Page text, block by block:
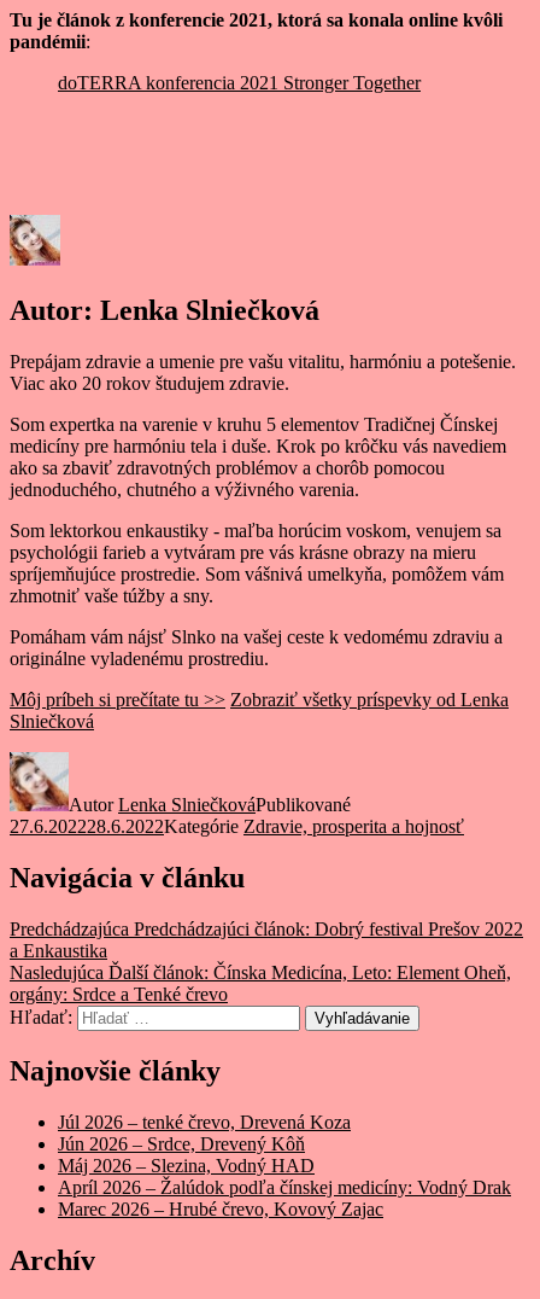
Tu je článok z konferencie 2021, ktorá sa konala online kvôli
pandémii:
doTERRA konferencia 2021 Stronger Together
Autor: Lenka Slniečková
Prepájam zdravie a umenie pre vašu vitalitu, harmóniu a potešenie.
Viac ako 20 rokov študujem zdravie.
Som expertka na varenie v kruhu 5 elementov Tradičnej Čínskej
medicíny pre harmóniu tela i duše. Krok po krôčku vás navediem
ako sa zbaviť zdravotných problémov a chorôb pomocou
jednoduchého, chutného a výživného varenia.
Som lektorkou enkaustiky - maľba horúcim voskom, venujem sa
psychológii farieb a vytváram pre vás krásne obrazy na mieru
spríjemňujúce prostredie. Som vášnivá umelkyňa, pomôžem vám
zhmotniť vaše túžby a sny.
Pomáham vám nájsť Slnko na vašej ceste k vedomému zdraviu a
originálne vyladenému prostrediu.
Môj príbeh si prečítate tu >> Zobraziť všetky príspevky od Lenka
Slniečková
AutorLenka SlniečkováPublikované
27.6.202228.6.2022Kategórie Zdravie, prosperita a hojnosť
Navigácia v článku
Predchádzajúca Predchádzajúci článok: Dobrý festival Prešov 2022
a Enkaustika
Nasledujúca Ďalší článok: Čínska Medicína, Leto: Element Oheň,
orgány: Srdce a Tenké črevo
Hľadať:
Vyhľadávanie
Najnovšie články
Júl 2026 – tenké črevo, Drevená Koza
Jún 2026 – Srdce, Drevený Kôň
Máj 2026 – Slezina, Vodný HAD
Apríl 2026 – Žalúdok podľa čínskej medicíny: Vodný Drak
Marec 2026 – Hrubé črevo, Kovový Zajac
Archív